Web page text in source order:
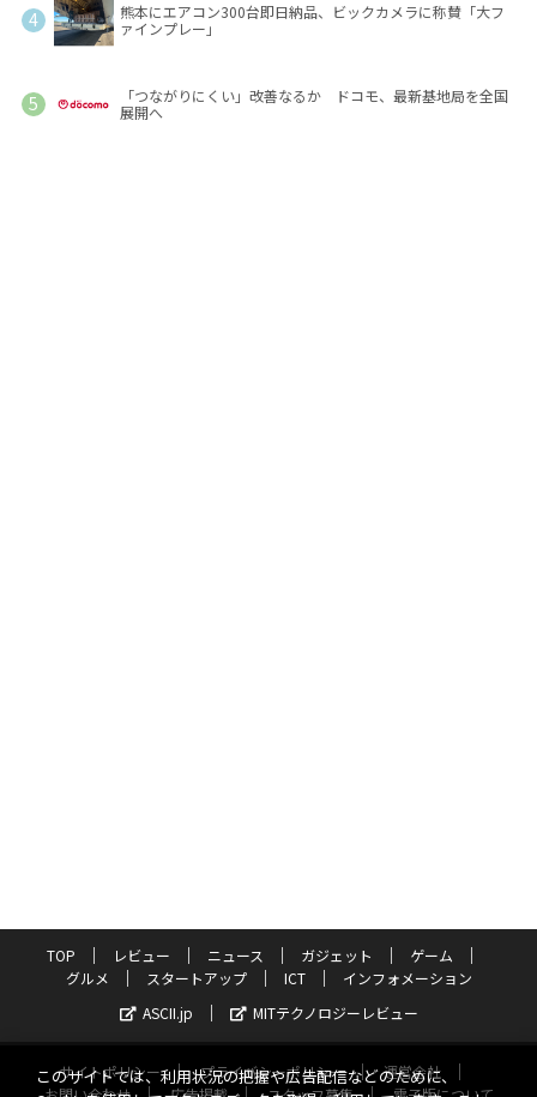
熊本にエアコン300台即日納品、ビックカメラに称賛「大フ
ァインプレー」
「つながりにくい」改善なるか ドコモ、最新基地局を全国
展開へ
TOP レビュー ニュース ガジェット
ゲーム
グルメ
スタートアップ ICT
インフォメーション
ASCII.jp
MITテクノロジーレビュー
サイトポリシー プライバシーポリシー
運営会社
このサイトでは、利用状況の把握や広告配信などのために、